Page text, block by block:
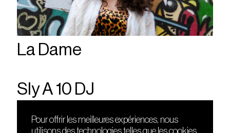
La Dame
Sly A 10 DJ
Pour offrir les meilleures expériences, nous